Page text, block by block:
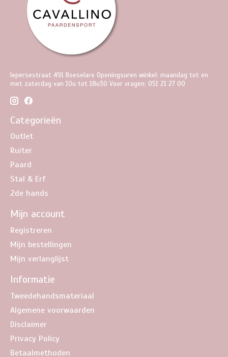
Iepersestraat 491 Roeselare Openingsuren winkel: maandag tot en
met zaterdag van 10u tot 18u30 Voor vragen: 051 21 27 00
Categorieën
Outlet
Ruiter
Paard
Stal & Erf
2de hands
Mijn account
Registreren
Mijn bestellingen
Mijn verlanglijst
Informatie
Tweedehandsmateriaal
Algemene voorwaarden
Disclaimer
Privacy Policy
Betaalmethoden